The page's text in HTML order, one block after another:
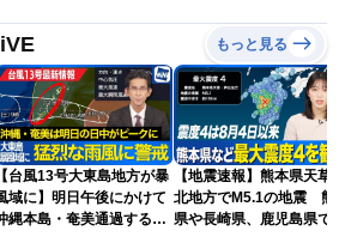
もっと見る
【台風13号大東島地方が暴
域に】明日午後にかけて
縄本島・奄美通過する見
【地震速報】熊本県天草
北地方でM5.1の地震 熊
県や長崎県、鹿児島県で